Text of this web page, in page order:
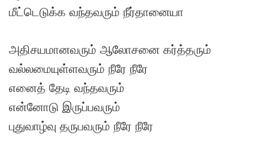
மீட்டெடுக்க வந்தவரும் நீர்தானையா
அதிசயமானவரும் ஆலோசனை கர்த்தரும்
வல்லமையுள்ளவரும் நீரே நீரே
எனைத் தேடி வந்தவரும்
என்னோடு இருப்பவரும்
புதுவாழ்வு தருபவரும் நீரே நீரே